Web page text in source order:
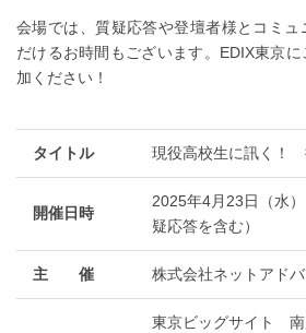
会場では、質疑応答や登壇者様とコミュ
だけるお時間もございます。EDIX東京
加ください！
タイトル 現役高校生に訊く！
開催日時
2025年4月23日（水
疑応答を含む）
主 催 株式会社ネットアド
東京ビッグサイト